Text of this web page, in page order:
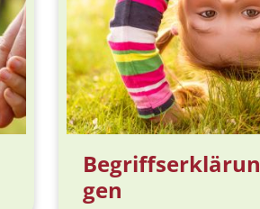
Begriffserklärun
gen